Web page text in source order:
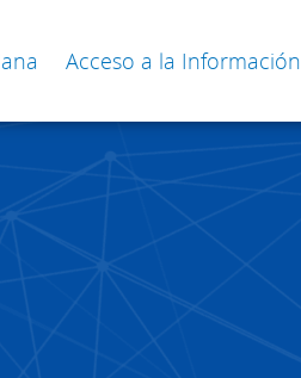
Acceso a la Información